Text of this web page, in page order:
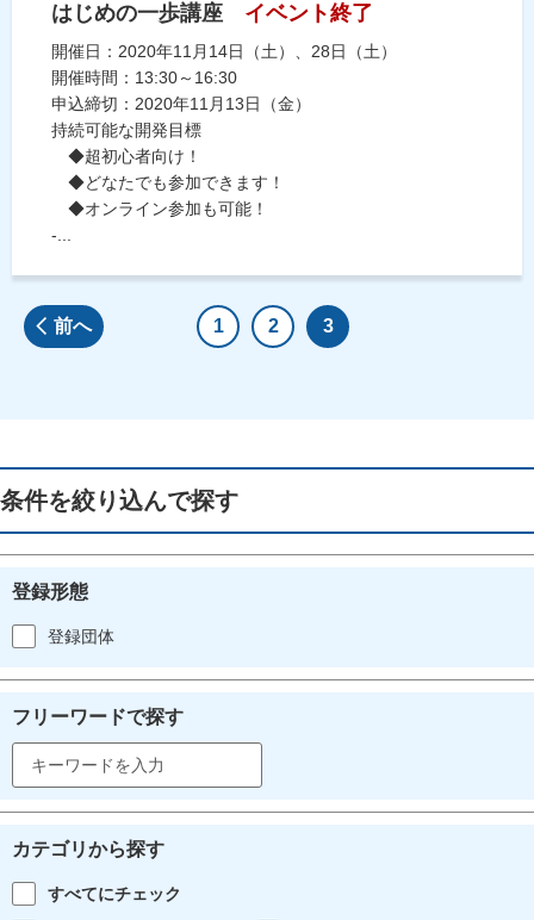
はじめの一歩講座 イベント終了
開催日：2020年11月14日（土）、28日（土）
開催時間：13:30～16:30
申込締切：2020年11月13日（金）
持続可能な開発目標
◆超初心者向け！
◆どなたでも参加できます！
◆オンライン参加も可能！
-...
前へ 1 2 3
条件を絞り込んで探す
登録形態
登録団体
フリーワードで探す
カテゴリから探す
すべてにチェック